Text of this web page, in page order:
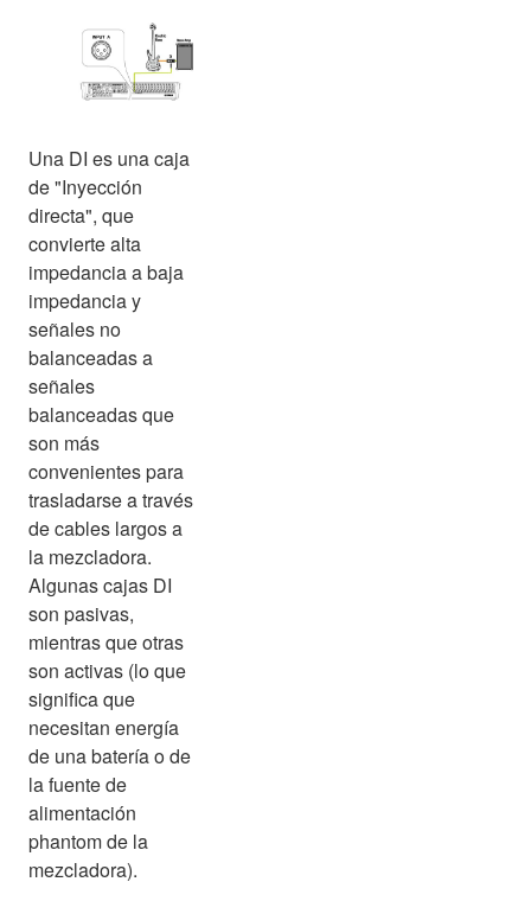
Una DI es una caja
de "Inyección
directa", que
convierte alta
impedancia a baja
impedancia y
señales no
balanceadas a
señales
balanceadas que
son más
convenientes para
trasladarse a través
de cables largos a
la mezcladora.
Algunas cajas DI
son pasivas,
mientras que otras
son activas (lo que
significa que
necesitan energía
de una batería o de
la fuente de
alimentación
phantom de la
mezcladora).